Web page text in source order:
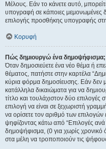
Μέλους. Εάν το κάνετε αυτό,
υπογραφή σε κάποιες μεμονωμένες
επιλογής προσθήκης υπογραφής
Κορυφή
Πώς δημιουργώ ένα δημοψήφισμα;
Όταν δημοσιεύετε ένα νέο θέμα ή
θέματος, πατήστε στην καρτέλα
κύρια φόρμα δημοσίευσης. Εάν δεν
κατάλληλα δικαιώματα για να
τίτλο και τουλάχιστον δύο
επιλογή να είναι σε ξεχωριστή
να ορίσετε τον αριθμό των επιλογών
ψηφίζοντας κάτω από “Επιλογές
δημοψήφισμα, (0 για χωρίς χρονικό
στα μέλη να τροποποιούν τις